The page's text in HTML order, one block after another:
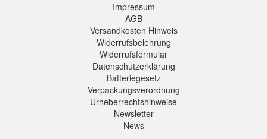
Impressum
AGB
Versandkosten Hinweis
Widerrufsbelehrung
Widerrufsformular
Datenschutzerklärung
Batteriegesetz
Verpackungsverordnung
Urheberrechtshinweise
Newsletter
News